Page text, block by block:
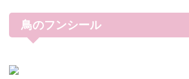
鳥のフンシール